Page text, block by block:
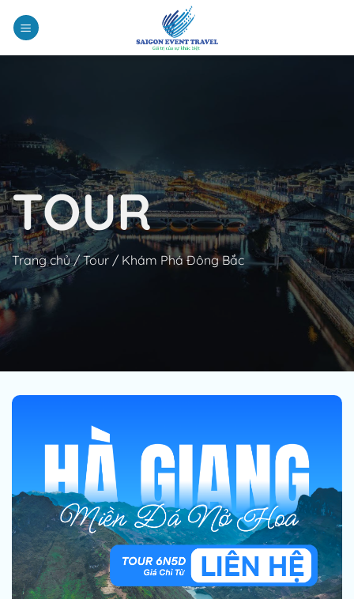
đến
nội
dung
TOUR
Trang chủ/Tour / Khám Phá Đông Bắc